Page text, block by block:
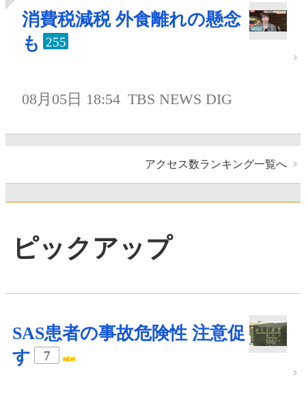
消費税減税 外食離れの懸念
も
255
08月05日 18:54 TBS NEWS DIG
アクセス数ランキング一覧へ
ピックアップ
SAS患者の事故危険性 注意促
す
7